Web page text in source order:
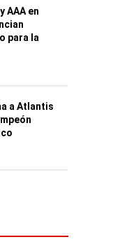
AAA en
para la
a Atlantis